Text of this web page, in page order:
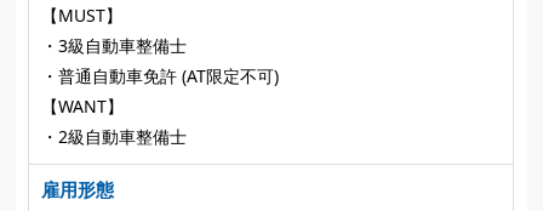
【MUST】
・3級自動車整備士
・普通自動車免許 (AT限定不可)
【WANT】
・2級自動車整備士
雇用形態